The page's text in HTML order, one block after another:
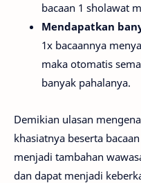
bacaan 1 sholawat
Mendapatkan
1x bacaannya
maka otomatis
banyak pahalanya.
Demikian ulasan
khasiatnya beserta
menjadi tambahan
dan dapat menjadi